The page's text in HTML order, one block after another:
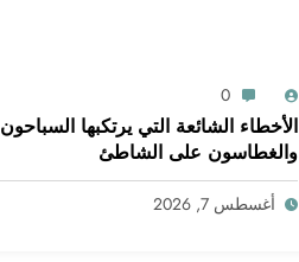
0
الأخطاء الشائعة التي يرتكبها السباحون
والغطاسون على الشاطئ
أغسطس 7, 2026